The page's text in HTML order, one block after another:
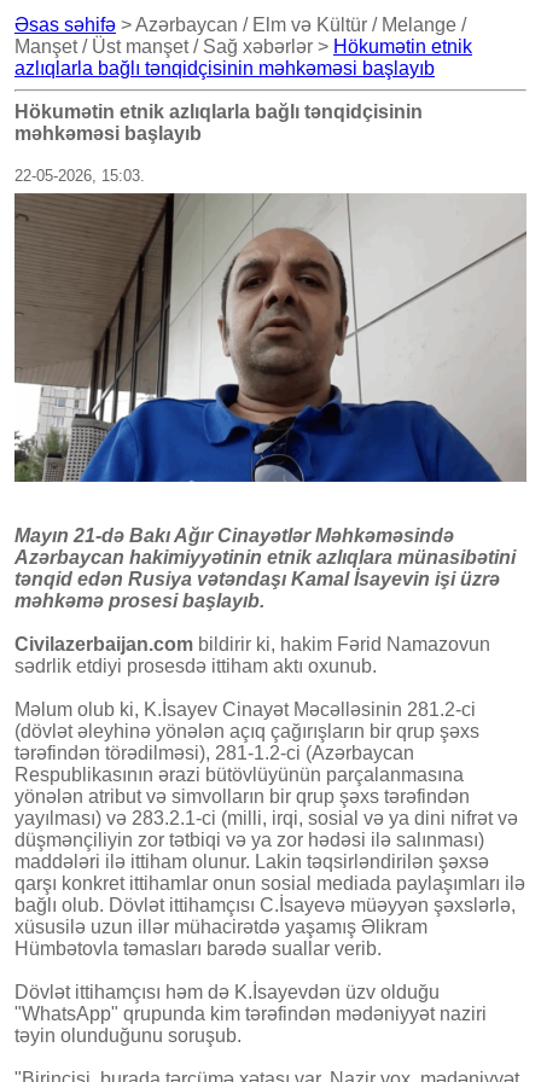
Əsas səhifə > Azərbaycan / Elm və Kültür / Melange /
Manşet / Üst manşet / Sağ xəbərlər > Hökumətin etnik
azlıqlarla bağlı tənqidçisinin məhkəməsi başlayıb
Hökumətin etnik azlıqlarla bağlı tənqidçisinin
məhkəməsi başlayıb
22-05-2026, 15:03.
Mayın 21-də Bakı Ağır Cinayətlər Məhkəməsində
Azərbaycan hakimiyyətinin etnik azlıqlara münasibətini
tənqid edən Rusiya vətəndaşı Kamal İsayevin işi üzrə
məhkəmə prosesi başlayıb.
Civilazerbaijan.com bildirir ki, hakim Fərid Namazovun
sədrlik etdiyi prosesdə ittiham aktı oxunub.
Məlum olub ki, K.İsayev Cinayət Məcəlləsinin 281.2-ci
(dövlət əleyhinə yönələn açıq çağırışların bir qrup şəxs
tərəfindən törədilməsi), 281-1.2-ci (Azərbaycan
Respublikasının ərazi bütövlüyünün parçalanmasına
yönələn atribut və simvolların bir qrup şəxs tərəfindən
yayılması) və 283.2.1-ci (milli, irqi, sosial və ya dini nifrət və
düşmənçiliyin zor tətbiqi və ya zor hədəsi ilə salınması)
maddələri ilə ittiham olunur. Lakin təqsirləndirilən şəxsə
qarşı konkret ittihamlar onun sosial mediada paylaşımları ilə
bağlı olub. Dövlət ittihamçısı C.İsayevə müəyyən şəxslərlə,
xüsusilə uzun illər mühacirətdə yaşamış Əlikram
Hümbətovla təmasları barədə suallar verib.
Dövlət ittihamçısı həm də K.İsayevdən üzv olduğu
"WhatsApp" qrupunda kim tərəfindən mədəniyyət naziri
təyin olunduğunu soruşub.